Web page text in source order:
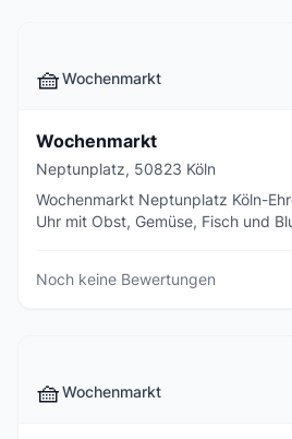
🧺Wochenmarkt
Wochenmarkt
Neptunplatz, 50823 Köln
Wochenmarkt Neptunplatz Köln-
Uhr mit Obst, Gemüse, Fisch und
Noch keine Bewertungen
🧺Wochenmarkt